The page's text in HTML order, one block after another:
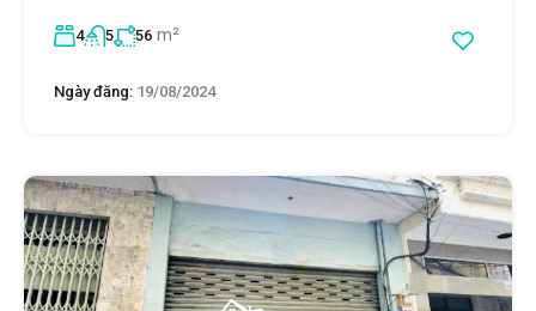
4 5 56 m²
Ngày đăng: 19/08/2024